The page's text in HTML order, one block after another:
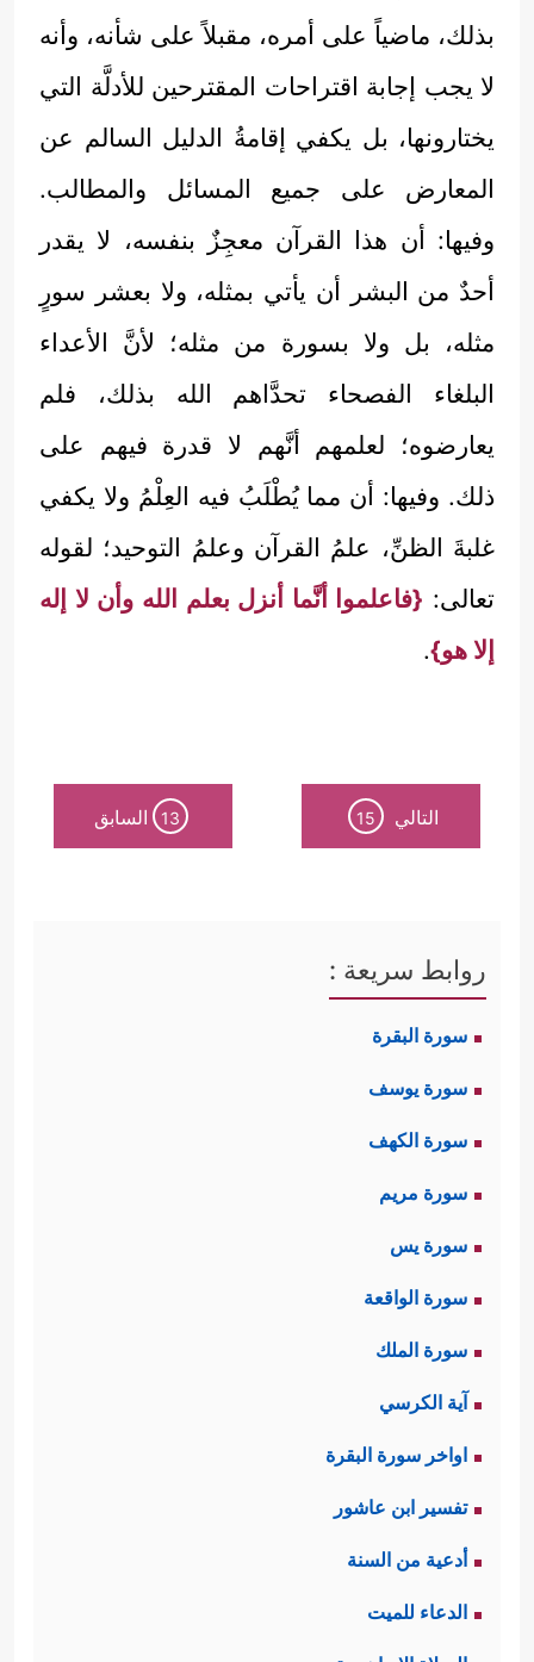
بذلك، ماضياً على أمره، مقبلاً على شأنه، وأنه
لا يجب إجابة اقتراحات المقترحين للأدلَّة التي
يختارونها، بل يكفي إقامةُ الدليل السالم عن
المعارض على جميع المسائل والمطالب.
وفيها: أن هذا القرآن معجِزٌ بنفسه، لا يقدر
أحدٌ من البشر أن يأتي بمثله، ولا بعشر سورٍ
مثله، بل ولا بسورة من مثله؛ لأنَّ الأعداء
البلغاء الفصحاء تحدَّاهم الله بذلك، فلم
يعارضوه؛ لعلمهم أنَّهم لا قدرة فيهم على
ذلك. وفيها: أن مما يُطْلَبُ فيه العِلْمُ ولا يكفي
غلبةَ الظنِّ، علمُ القرآن وعلمُ التوحيد؛ لقوله
تعالى: {فاعلموا أنَّما أنزل بعلم الله وأن لا إله
إلا هو}.
التالي 15
13 السابق
روابط سريعة :
سورة البقرة
سورة يوسف
سورة الكهف
سورة مريم
سورة يس
سورة الواقعة
سورة الملك
آية الكرسي
اواخر سورة البقرة
تفسير ابن عاشور
أدعية من السنة
الدعاء للميت